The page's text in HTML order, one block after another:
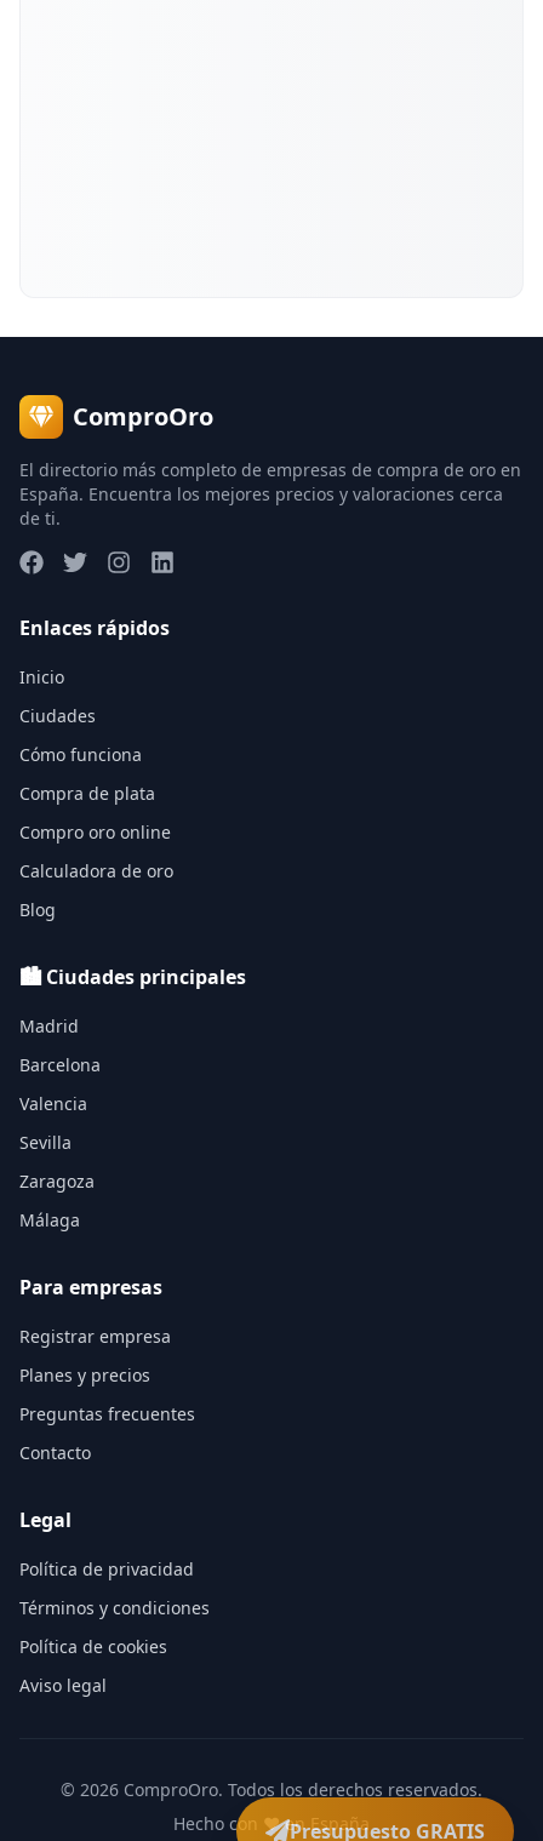
Presupuesto GRATIS
ComproOro
El directorio más completo de empresas de compra de oro en
España. Encuentra los mejores precios y valoraciones cerca
de ti.
Enlaces rápidos
Inicio
Ciudades
Cómo funciona
Compra de plata
Compro oro online
Calculadora de oro
Blog
🏙️ Ciudades principales
Madrid
Barcelona
Valencia
Sevilla
Zaragoza
Málaga
Para empresas
Registrar empresa
Planes y precios
Preguntas frecuentes
Contacto
Legal
Política de privacidad
Términos y condiciones
Política de cookies
Aviso legal
© 2026 ComproOro. Todos los derechos reservados.
Hecho con ❤️ en España